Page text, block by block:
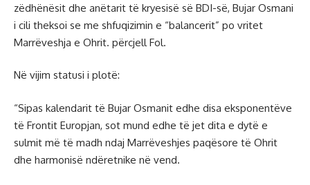
zëdhënësit dhe anëtarit të kryesisë së BDI-së, Bujar Osmani
i cili theksoi se me shfuqizimin e “balancerit” po vritet
Marrëveshja e Ohrit. përcjell Fol.
Në vijim statusi i plotë:
“Sipas kalendarit të Bujar Osmanit edhe disa eksponentëve
të Frontit Europjan, sot mund edhe të jet dita e dytë e
sulmit më të madh ndaj Marrëveshjes paqësore të Ohrit
dhe harmonisë ndëretnike në vend.